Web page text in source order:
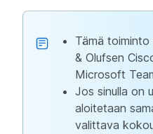
Tämä
& Olufsen
Microsoft
Jos sinulla on
aloitetaan
valittava